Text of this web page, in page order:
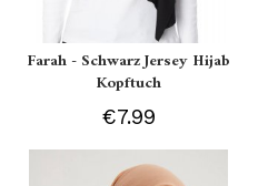
Farah - Schwarz Jersey Hijab
Kopftuch
€7.99